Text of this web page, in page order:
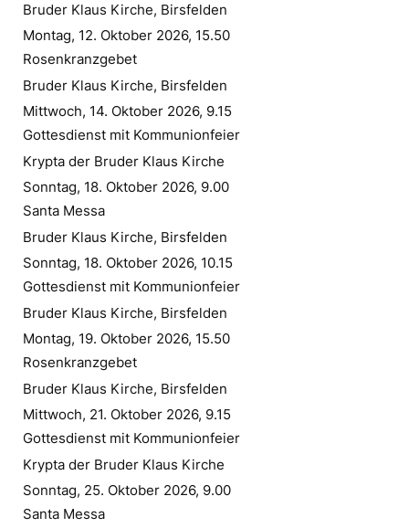
Bruder Klaus Kirche, Birsfelden
Montag, 12. Oktober 2026, 15.50
Rosenkranzgebet
Bruder Klaus Kirche, Birsfelden
Mittwoch, 14. Oktober 2026, 9.15
Gottesdienst mit Kommunionfeier
Krypta der Bruder Klaus Kirche
Sonntag, 18. Oktober 2026, 9.00
Santa Messa
Bruder Klaus Kirche, Birsfelden
Sonntag, 18. Oktober 2026, 10.15
Gottesdienst mit Kommunionfeier
Bruder Klaus Kirche, Birsfelden
Montag, 19. Oktober 2026, 15.50
Rosenkranzgebet
Bruder Klaus Kirche, Birsfelden
Mittwoch, 21. Oktober 2026, 9.15
Gottesdienst mit Kommunionfeier
Krypta der Bruder Klaus Kirche
Sonntag, 25. Oktober 2026, 9.00
Santa Messa